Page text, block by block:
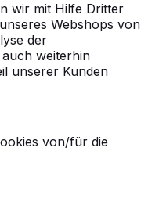
wir mit Hilfe Dritter
Webshops von
der
weiterhin
unserer Kunden
von/für die
in ganz Europa